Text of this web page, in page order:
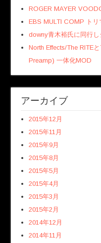
ROGER MAYER
EBS MULTI COMP ト
downy青木裕氏に同行し
North Effects/The RITE
Preamp) 一体化MOD
アーカイブ
2015年12月
2015年11月
2015年9月
2015年8月
2015年5月
2015年4月
2015年3月
2015年2月
2014年12月
2014年11月